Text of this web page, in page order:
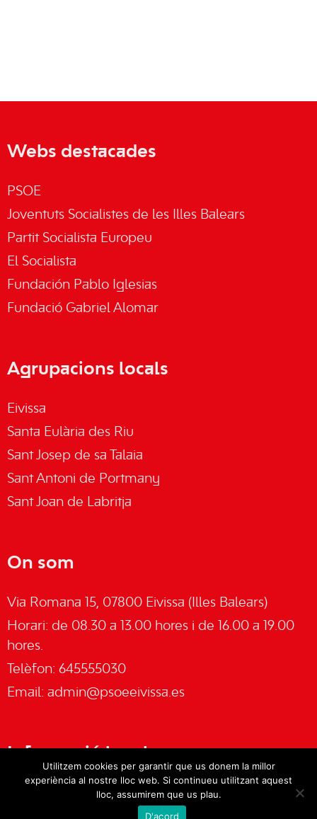
Webs destacades
PSOE
Joventuts Socialistes de les Illes Balears
Partit Socialista Europeu
El Socialista
Fundación Pablo Iglesias
Fundació Gabriel Alomar
Agrupacions locals
Eivissa
Santa Eulària des Riu
Sant Josep de sa Talaia
Sant Antoni de Portmany
Sant Joan de Labritja
On som
Via Romana 15, 07800 Eivissa (Illes Balears)
Horari: de 08.30 a 13.00 hores i de 16.00 a 19.00
hores.
Telèfon: 645555030
Email: admin@psoeeivissa.es
Informació legal
Utilitzem cookies per garantir que us donem la millor
experiència al nostre lloc web. Si continueu utilitzant aquest
lloc, assumirem que us plau.
D'acord